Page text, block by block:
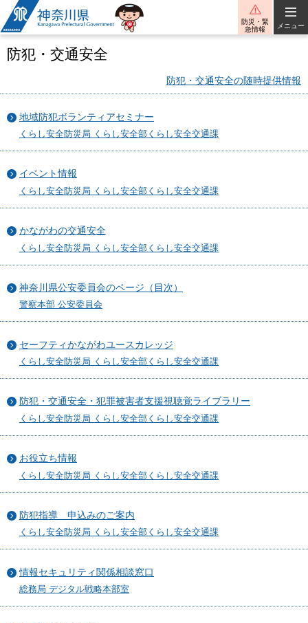
神奈川県
防災・緊
急情報
メニュー
防犯・交通安全
防犯・交通安全の随時提供情報
地域防犯ボランティアセミナー
くらし安全防災局 くらし安全部くらし安全交通課
イベント情報
くらし安全防災局 くらし安全部くらし安全交通課
かながわの交通安全
くらし安全防災局 くらし安全部くらし安全交通課
神奈川県公安委員会のページ（目次）
警察本部 公安委員会
セーフティかながわユースカレッジ
くらし安全防災局 くらし安全部くらし安全交通課
防犯・交通安全・犯罪被害者支援視聴覚ライブラリー
くらし安全防災局 くらし安全部くらし安全交通課
お役立ち情報
くらし安全防災局 くらし安全部くらし安全交通課
防犯指導 申込みのご案内
くらし安全防災局 くらし安全部くらし安全交通課
情報セキュリティ関係相談窓口
総務局 デジタル戦略本部室